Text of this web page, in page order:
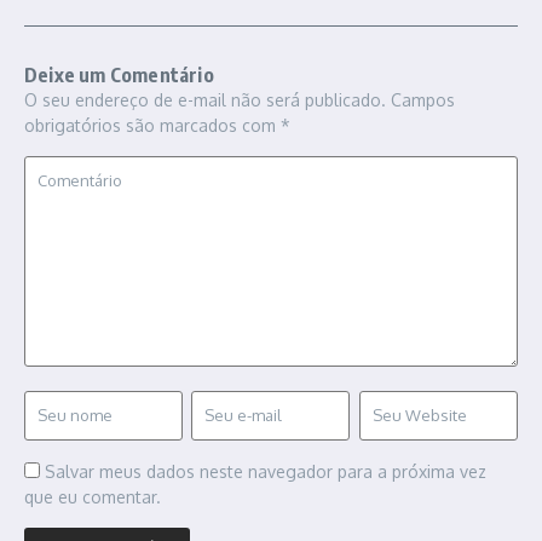
Deixe um Comentário
O seu endereço de e-mail não será publicado. Campos
obrigatórios são marcados com *
Salvar meus dados neste navegador para a próxima vez
que eu comentar.